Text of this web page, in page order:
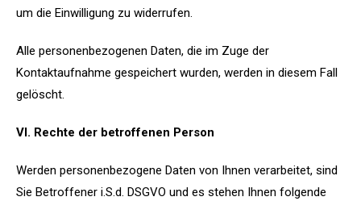
um die Einwilligung zu widerrufen.
Alle personenbezogenen Daten, die im Zuge der
Kontaktaufnahme gespeichert wurden, werden in diesem Fall
gelöscht.
VI. Rechte der betroffenen Person
Werden personenbezogene Daten von Ihnen verarbeitet, sind
Sie Betroffener i.S.d. DSGVO und es stehen Ihnen folgende